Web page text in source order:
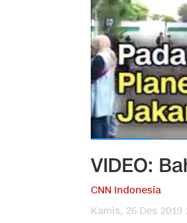
VIDEO:
CNN Indonesia
Kamis, 26 Des 2019